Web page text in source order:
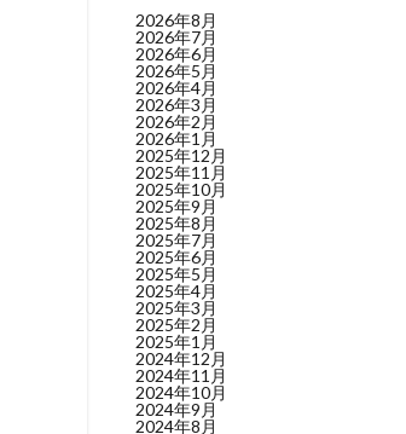
2026年8月
2026年7月
2026年6月
2026年5月
2026年4月
2026年3月
2026年2月
2026年1月
2025年12月
2025年11月
2025年10月
2025年9月
2025年8月
2025年7月
2025年6月
2025年5月
2025年4月
2025年3月
2025年2月
2025年1月
2024年12月
2024年11月
2024年10月
2024年9月
2024年8月